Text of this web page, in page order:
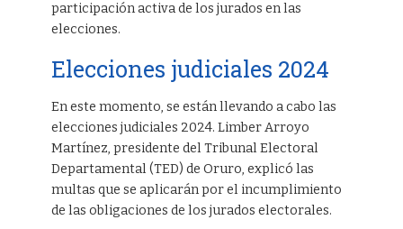
participación activa de los jurados en las
elecciones.
Elecciones judiciales 2024
En este momento, se están llevando a cabo las
elecciones judiciales 2024. Limber Arroyo
Martínez, presidente del Tribunal Electoral
Departamental (TED) de Oruro, explicó las
multas que se aplicarán por el incumplimiento
de las obligaciones de los jurados electorales.